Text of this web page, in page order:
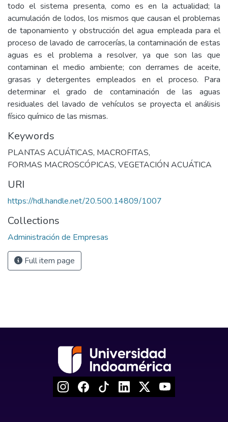
todo el sistema presenta, como es en la actualidad; la
acumulación de lodos, los mismos que causan el problemas
de taponamiento y obstrucción del agua empleada para el
proceso de lavado de carrocerías, la contaminación de estas
aguas es el problema a resolver, ya que son las que
contaminan el medio ambiente; con derrames de aceite,
grasas y detergentes empleados en el proceso. Para
determinar el grado de contaminación de las aguas
residuales del lavado de vehículos se proyecta el análisis
físico químico de las mismas.
Keywords
PLANTAS ACUÁTICAS, MACROFITAS,
FORMAS MACROSCÓPICAS, VEGETACIÓN ACUÁTICA
URI
https://hdl.handle.net/20.500.14809/1007
Collections
Administración de Empresas
Full item page